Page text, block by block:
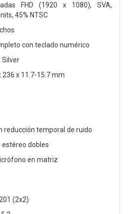
FHD (1920 x 1080), SVA,
45% NTSC
con teclado numérico
Silver
236 x 11.7-15.7 mm
reducción temporal de ruido
dobles
en matriz
(2x2)